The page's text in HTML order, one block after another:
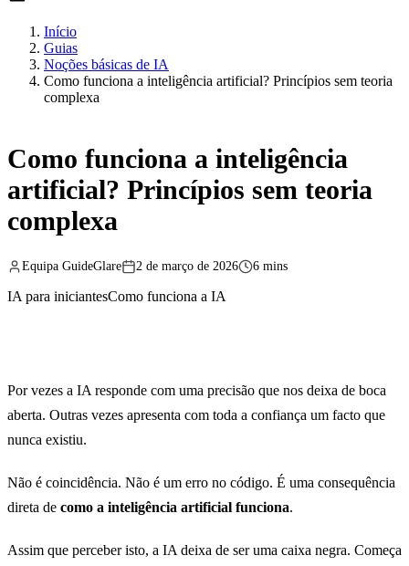
Início
Guias
Noções básicas de IA
Como funciona a inteligência artificial? Princípios sem teoria
complexa
Como funciona a inteligência
artificial? Princípios sem teoria
complexa
Equipa GuideGlare 2 de março de 2026 6 mins
IA para iniciantesComo funciona a IA
Por vezes a IA responde com uma precisão que nos deixa de boca
aberta. Outras vezes apresenta com toda a confiança um facto que
nunca existiu.
Não é coincidência. Não é um erro no código. É uma consequência
direta de como a inteligência artificial funciona.
Assim que perceber isto, a IA deixa de ser uma caixa negra. Começa